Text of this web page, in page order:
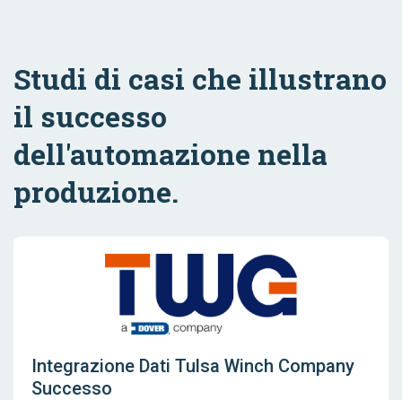
Studi di casi che illustrano
il successo
dell'automazione nella
produzione.
Integrazione Dati Tulsa Winch Company
Successo